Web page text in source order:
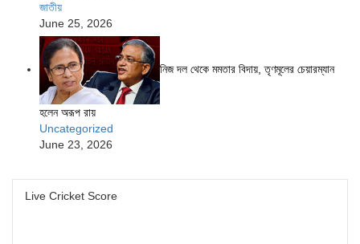
জাতীয়
June 25, 2026
নিজ দল থেকে মমতার বিদায়, তৃণমূলের চেয়ারম্যান
হলেন অরূপ রায়
Uncategorized
June 23, 2026
Live Cricket Score